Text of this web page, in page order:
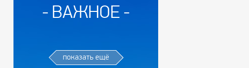
ВАЖНОЕ
показать ещё